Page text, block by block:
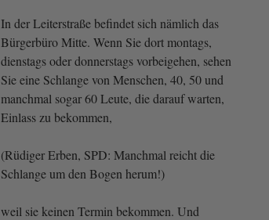
In der Leiterstraße befindet sich nämlich das
Bürgerbüro Mitte. Wenn Sie dort montags,
dienstags oder donnerstags vorbeigehen, sehen
Sie eine Schlange von Menschen, 40, 50 und
manchmal sogar 60 Leute, die darauf warten,
Einlass zu bekommen,
(Rüdiger Erben, SPD: Manchmal reicht die
Schlange um den Bogen herum!)
weil sie keinen Termin bekommen. Und